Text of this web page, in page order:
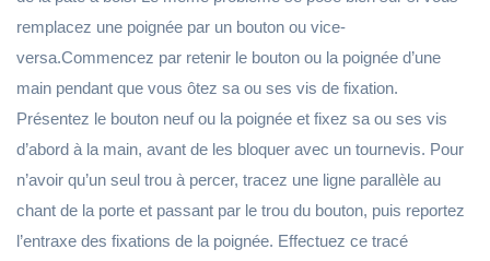
remplacez une poignée par un bouton ou vice-
versa.Commencez par retenir le bouton ou la poignée d’une
main pendant que vous ôtez sa ou ses vis de fixation.
Présentez le bouton neuf ou la poignée et fixez sa ou ses vis
d’abord à la main, avant de les bloquer avec un tournevis. Pour
n’avoir qu’un seul trou à percer, tracez une ligne parallèle au
chant de la porte et passant par le trou du bouton, puis reportez
l’entraxe des fixations de la poignée. Effectuez ce tracé